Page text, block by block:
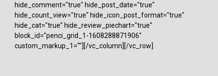
hide_comment="true" hide_post_date="true"
hide_count_view="true" hide_icon_post_format="true"
hide_cat="true" hide_review_piechart="true"
block_id="penci_grid_1-1608288871906"
custom_markup_1=""][/vc_column][/vc_row]